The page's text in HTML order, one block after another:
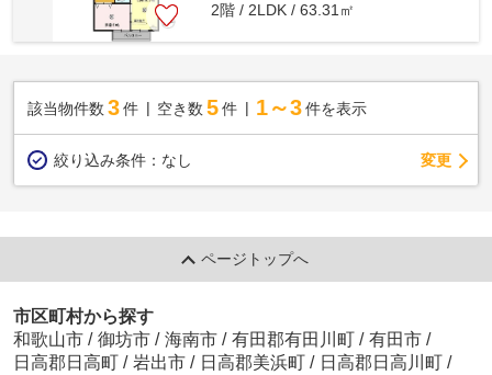
2階 / 2LDK / 63.31㎡
該当物件数 3件 空き数 5 件 1～3 件を表示
絞り込み条件： なし 変更
ページトップへ
市区町村から探す
和歌山市 / 御坊市 / 海南市 / 有田郡有田川町 / 有田市 /
日高郡日高町 / 岩出市 / 日高郡美浜町 / 日高郡日高川町 /